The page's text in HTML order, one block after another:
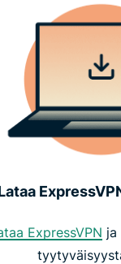
ExpressVPN ja